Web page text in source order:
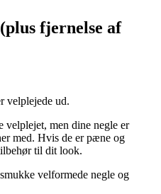
fjernelse af
velplejede ud.
men dine negle er
med. Hvis de er pæne og
til dit look.
velformede negle og